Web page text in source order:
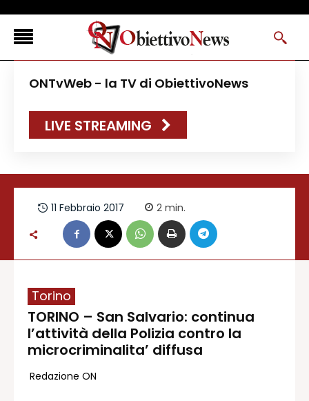
FLASH NEWS
NEWS DAL RESTO D’ITALIA
CANAVESELOCAL
PROMOREDAZIONALI
ONSTYLE MAGAZINE
Redazione
Contatti
Lavora con noi
ONTvWeb - la TV di ObiettivoNews
LIVE STREAMING
11 Febbraio 2017 2 min.
Torino
TORINO – San Salvario: continua
l’attività della Polizia contro la
microcriminalita’ diffusa
Redazione ON